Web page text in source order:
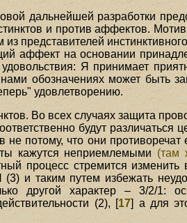
дальнейшей разработки
и против аффектов.
представителей
аффект на основании
Я принимает
обозначениях может быть
удовлетворению.
Во всех случаях защита
будут различаться
не потому, что они
кажутся неприемлемыми (там
процесс стремится
и таким путем избежать
другой характер – 3/2/1:
(2), [17] а для